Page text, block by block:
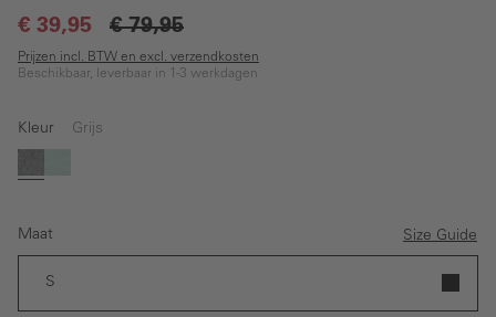
€ 39,95 € 79,95
Prijzen incl. BTW en excl. verzendkosten
Beschikbaar, leverbaar in 1-3 werkdagen
Kleur Grijs
Grijs
Maat Size Guide
S